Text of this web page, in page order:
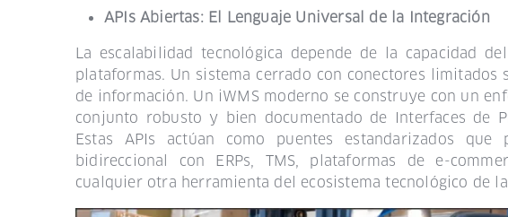
APIs Abiertas: El Lenguaje Universal de la Integración
La escalabilidad tecnológica depende de la capacidad
plataformas. Un sistema cerrado con conectores
de información. Un iWMS moderno se construye con un
conjunto robusto y bien documentado de Interfaces de
Estas APIs actúan como puentes estandarizados
bidireccional con ERPs, TMS, plataformas de e-
cualquier otra herramienta del ecosistema tecnológico de